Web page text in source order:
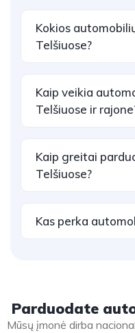
Kokios
Telšiuose?
Kaip veikia
Telšiuose ir
Kaip greitai
Telšiuose?
Kas perka
Parduodate
Mūsų įmonė dirba